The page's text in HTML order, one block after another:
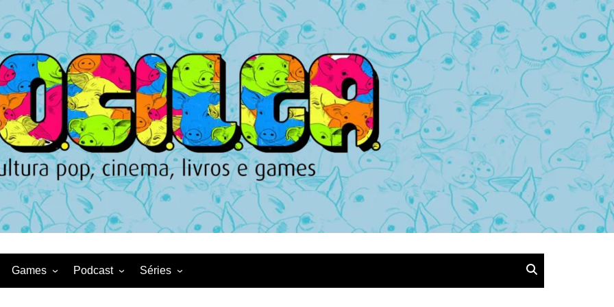
Games Podcast Séries